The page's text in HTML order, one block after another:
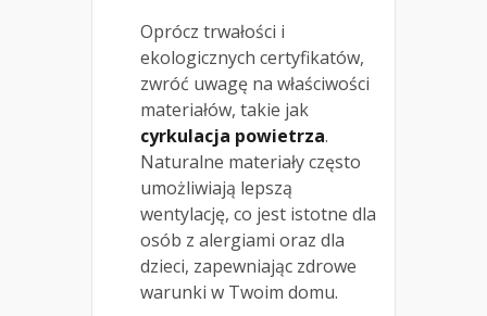
Oprócz trwałości i
ekologicznych certyfikatów,
zwróć uwagę na właściwości
materiałów, takie jak
cyrkulacja powietrza.
Naturalne materiały często
umożliwiają lepszą
wentylację, co jest istotne dla
osób z alergiami oraz dla
dzieci, zapewniając zdrowe
warunki w Twoim domu.